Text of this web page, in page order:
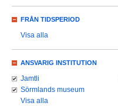
FRÅN TIDSPERIOD
Visa alla
ANSVARIG INSTITUTION
Jamtli
Sörmlands museum
Visa alla